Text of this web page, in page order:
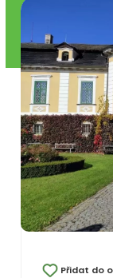
Přidat do